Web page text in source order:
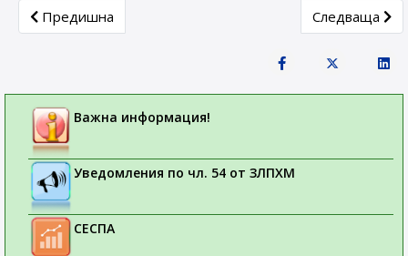
Previous article: Меморандум за сътрудничество между
Предишна Next article:
Следваща
Важна информация!
Уведомления по чл. 54 от ЗЛПХМ
СЕСПА